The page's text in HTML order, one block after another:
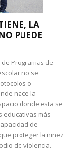
LA
PUEDE
Programas de
no se
o
nace la
donde esta se
educativas más
de
proteger la niñez
de violencia.